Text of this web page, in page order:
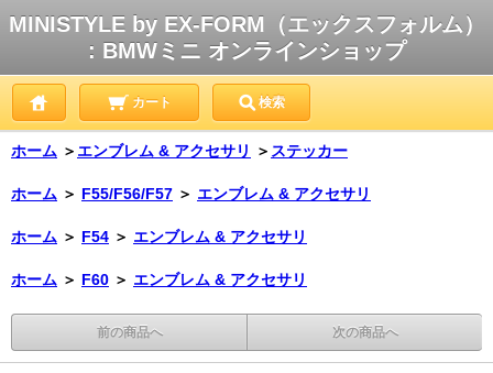
MINISTYLE by EX-FORM（エックスフォルム）
: BMWミニ オンラインショップ
カート 検索
ホーム ＞ エンブレム & アクセサリ ＞ ステッカー
ホーム ＞ F55/F56/F57 ＞ エンブレム & アクセサリ
ホーム ＞ F54 ＞ エンブレム & アクセサリ
ホーム ＞ F60 ＞ エンブレム & アクセサリ
前の商品へ 次の商品へ